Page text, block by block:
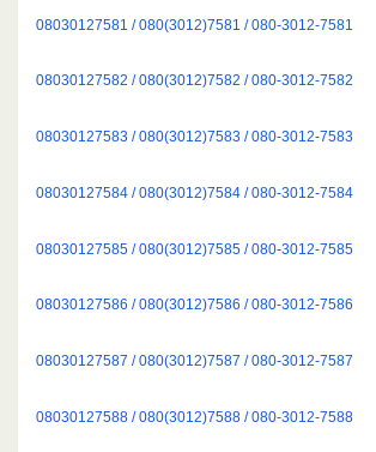
08030127581 / 080(3012)7581 / 080-3012-7581
08030127582 / 080(3012)7582 / 080-3012-7582
08030127583 / 080(3012)7583 / 080-3012-7583
08030127584 / 080(3012)7584 / 080-3012-7584
08030127585 / 080(3012)7585 / 080-3012-7585
08030127586 / 080(3012)7586 / 080-3012-7586
08030127587 / 080(3012)7587 / 080-3012-7587
08030127588 / 080(3012)7588 / 080-3012-7588